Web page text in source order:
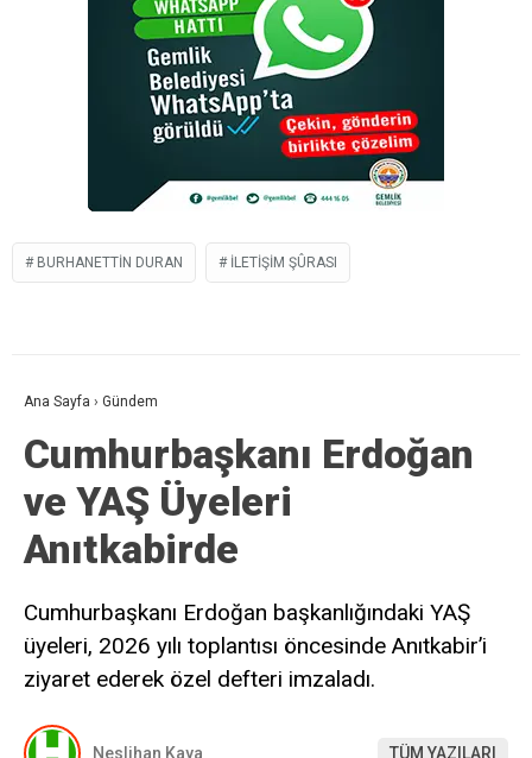
BURHANETTIN DURAN İLETIŞIM ŞÛRASI
Ana Sayfa › Gündem
Cumhurbaşkanı Erdoğan
ve YAŞ Üyeleri
Anıtkabirde
Cumhurbaşkanı Erdoğan başkanlığındaki YAŞ
üyeleri, 2026 yılı toplantısı öncesinde Anıtkabir’i
ziyaret ederek özel defteri imzaladı.
Neslihan Kaya TÜM YAZILARI